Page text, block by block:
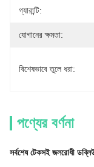
গ্যারান্টি:
যোগানের ক্ষমতা:
বিশেষভাবে তুলে ধরা:
পণ্যের বর্ণনা
সর্বশেষ টেকসই জলরোধী